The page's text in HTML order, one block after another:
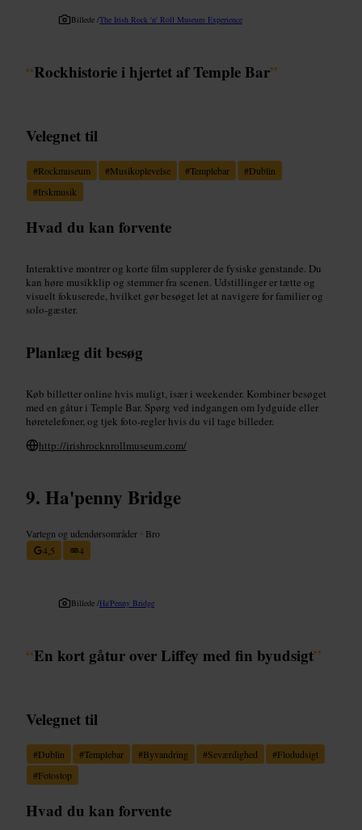
Billede /The Irish Rock 'n' Roll Museum Experience
“Rockhistorie i hjertet af Temple Bar”
Velegnet til
#Rockmuseum #Musikoplevelse #Templebar #Dublin
#Irskmusik
Hvad du kan forvente
Interaktive montrer og korte film supplerer de fysiske genstande. Du
kan høre musikklip og stemmer fra scenen. Udstillinger er tætte og
visuelt fokuserede, hvilket gør besøget let at navigere for familier og
solo‑gæster.
Planlæg dit besøg
Køb billetter online hvis muligt, især i weekender. Kombiner besøget
med en gåtur i Temple Bar. Spørg ved indgangen om lydguide eller
høretelefoner, og tjek foto‑regler hvis du vil tage billeder.
http://irishrocknrollmuseum.com/
Ha'penny Bridge
Vartegn og udendørsområder • Bro
4,5
4
Billede /Ha'Penny Bridge
“En kort gåtur over Liffey med fin byudsigt”
Velegnet til
#Dublin #Templebar #Byvandring #Seværdighed #Flodudsigt
#Fotostop
Hvad du kan forvente